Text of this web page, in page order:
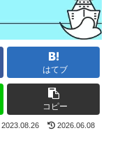
はてブ
コピー
2023.08.26 2026.06.08